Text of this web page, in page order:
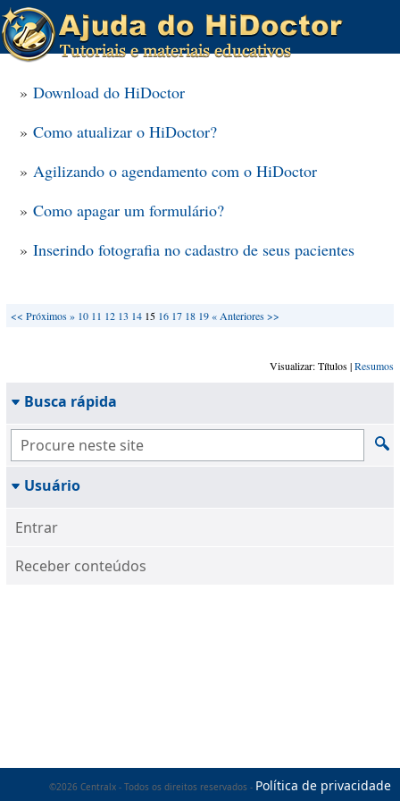
» Download do HiDoctor
» Como atualizar o HiDoctor?
» Agilizando o agendamento com o HiDoctor
» Como apagar um formulário?
» Inserindo fotografia no cadastro de seus pacientes
<< Próximos » 10 11 12 13 14 15 16 17 18 19« Anteriores>>
Visualizar: Títulos |Resumos
Busca rápida
Usuário
Entrar
Receber conteúdos
©2026 Centralx - Todos os direitos reservados - Política de privacidade